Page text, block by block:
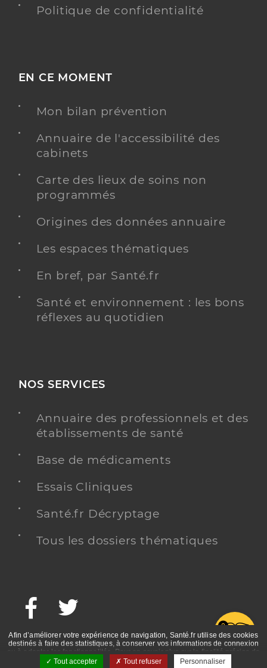
Politique de confidentialité
EN CE MOMENT
Mon bilan prévention
Annuaire de l'accessibilité des
cabinets
Carte des lieux de soins non
programmés
Origines des données annuaire
Les espaces thématiques
En bref, par Santé.fr
Santé et environnement : les bons
réflexes au quotidien
NOS SERVICES
Annuaire des professionnels et des
établissements de santé
Base de médicaments
Essais Cliniques
Santé.fr Décryptage
Tous les dossiers thématiques
Facebook
Afin d’améliorer votre expérience de navigation, Santé.fr utilise des cookies
destinés à faire des statistiques, à conserver vos informations de connexion
ou à adapter les fonctionnalités. Pour en savoir plus sur la finalité précise de
ces cookies, nous vous invitons à prendre connaissance de la politique de
Tout accepter Tout refuser Personnaliser